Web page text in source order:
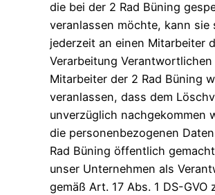
die bei der 2 Rad Büning
veranlassen möchte, kann sie
jederzeit an einen Mitarbeiter
Verarbeitung
Mitarbeiter der 2 Rad Büning
veranlassen, dass dem
unverzüglich nachgekommen
die personenbezogenen
Rad Büning öffentlich
unser Unternehmen als
gemäß Art. 17 Abs. 1 DS-GVO